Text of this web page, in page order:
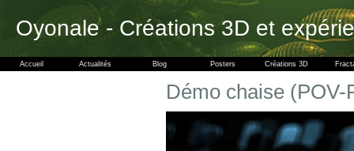
Oyonale - Créations 3D et
Accueil Actualités Blog Posters Créations 3D
Démo chaise (POV-